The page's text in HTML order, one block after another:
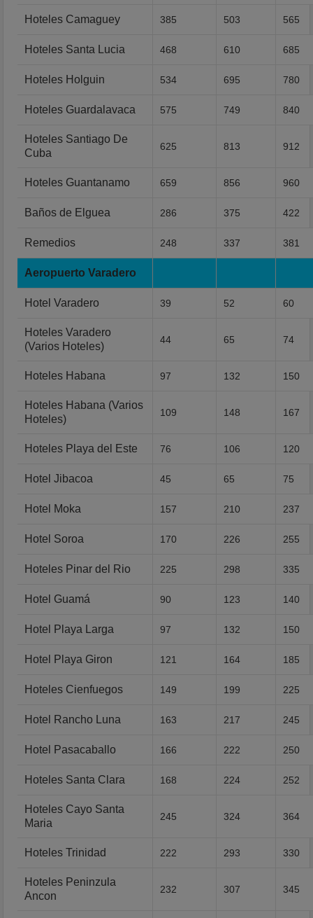
Hoteles Camaguey 385 503 565
Hoteles Santa Lucia 468 610 685
Hoteles Holguin 534 695 780
Hoteles Guardalavaca 575 749 840
Hoteles Santiago De
Cuba
625 813 912
Hoteles Guantanamo 659 856 960
Baños de Elguea 286 375 422
Remedios 248 337 381
Aeropuerto Varadero
Hotel Varadero 39 52 60
Hoteles Varadero
(Varios Hoteles)
44 65 74
Hoteles Habana 97 132 150
Hoteles Habana (Varios
Hoteles)
109 148 167
Hoteles Playa del Este 76 106 120
Hotel Jibacoa 45 65 75
Hotel Moka 157 210 237
Hotel Soroa 170 226 255
Hoteles Pinar del Rio 225 298 335
Hotel Guamá 90 123 140
Hotel Playa Larga 97 132 150
Hotel Playa Giron 121 164 185
Hoteles Cienfuegos 149 199 225
Hotel Rancho Luna 163 217 245
Hotel Pasacaballo 166 222 250
Hoteles Santa Clara 168 224 252
Hoteles Cayo Santa
Maria
245 324 364
Hoteles Trinidad 222 293 330
Hoteles Peninzula
Ancon
232 307 345